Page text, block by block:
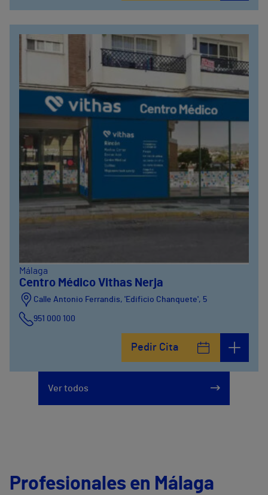
Málaga
Centro Médico Vithas Nerja
Calle Antonio Ferrandis, 'Edificio Chanquete', 5
951 000 100
Pedir Cita
Ver todos
Profesionales en Málaga